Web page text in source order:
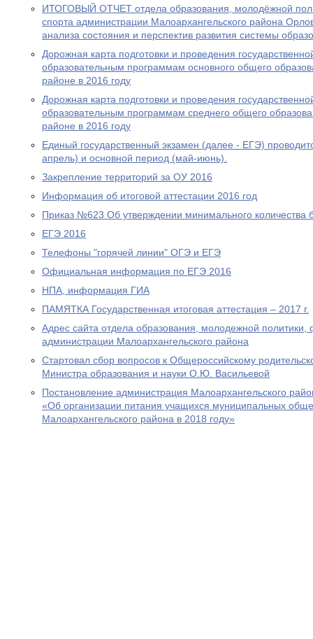
ИТОГОВЫЙ ОТЧЕТ отдела образования, молодёжной
спорта администрации Малоархангельского района
анализа состояния и перспектив развития системы
Дорожная карта подготовки и проведения
образовательным программам основного общего
районе в 2016 году
Дорожная карта подготовки и проведения
образовательным программам среднего общего
районе в 2016 году
Единый государственный экзамен (далее - ЕГЭ)
апрель) и основной период (май-июнь).
Закрепление территорий за ОУ 2016
Информация об итоговой аттестации 2016 год
Приказ №623 Об утверждении минимального
ЕГЭ 2016
Телефоны "горячей линии" ОГЭ и ЕГЭ
Официальная информация по ЕГЭ 2016
НПА, информация ГИА
ПАМЯТКА Государственная итоговая аттестация – 2017 г.
Адрес сайта отдела образования, молодежной политики,
администрации Малоархангельского района
Стартовал сбор вопросов к Общероссийскому
Министра образования и науки О.Ю. Васильевой
Постановление администрация Малоархангельского
«Об организации питания учащихся муниципальных
Малоархангельского района в 2018 году»